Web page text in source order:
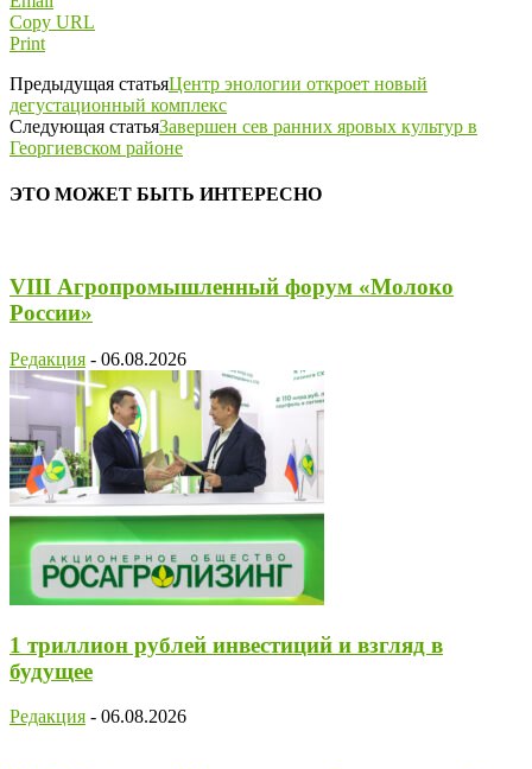
Copy URL
Print
Предыдущая статьяЦентр энологии откроет новый
дегустационный комплекс
Следующая статьяЗавершен сев ранних яровых культур в
Георгиевском районе
ЭТО МОЖЕТ БЫТЬ ИНТЕРЕСНО
VIII Агропромышленный форум «Молоко
России»
Редакция - 06.08.2026
1 триллион рублей инвестиций и взгляд в
будущее
Редакция - 06.08.2026